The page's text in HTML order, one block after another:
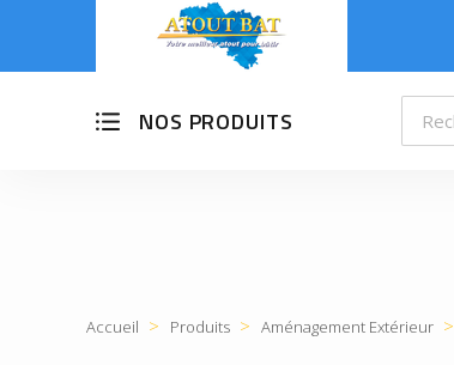
NOS PRODUITS
Accueil Produits Aménagement Extérieur